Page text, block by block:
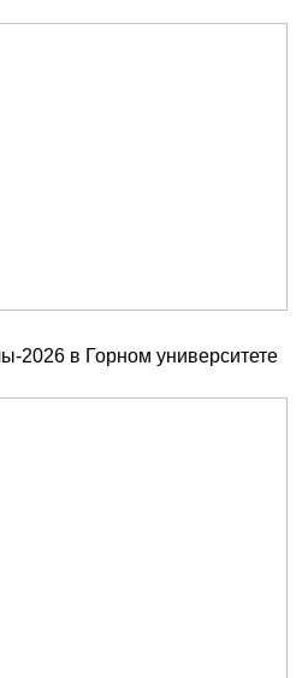
2026 в Горном университете